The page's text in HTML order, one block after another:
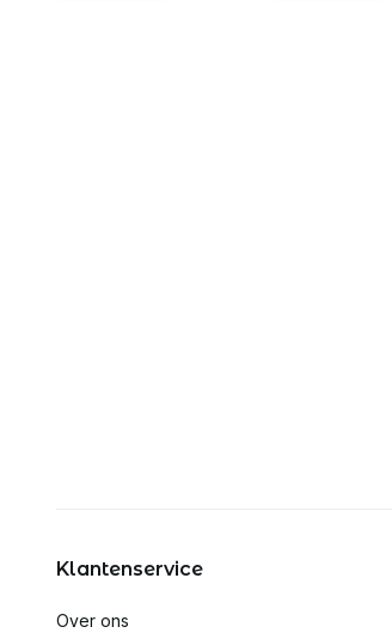
Klantenservice
Over ons